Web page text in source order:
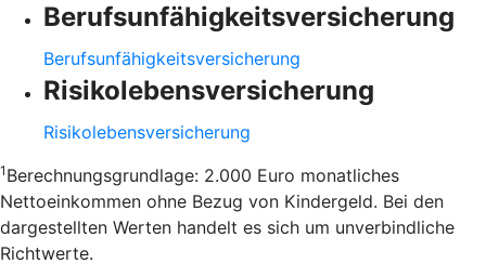
Berufsunfähigkeitsversicherung
Berufsunfähigkeitsversicherung
Risikolebensversicherung
Risikolebensversicherung
1 Berechnungsgrundlage: 2.000 Euro monatliches
Nettoeinkommen ohne Bezug von Kindergeld. Bei den
dargestellten Werten handelt es sich um unverbindliche
Richtwerte.